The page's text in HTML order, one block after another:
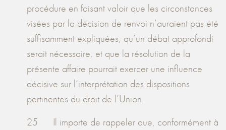
procédure en faisant valoir que les circonstances
visées par la décision de renvoi n’auraient pas été
suffisamment expliquées, qu’un débat approfondi
serait nécessaire, et que la résolution de la
présente affaire pourrait exercer une influence
décisive sur l’interprétation des dispositions
pertinentes du droit de l’Union.
25 Il importe de rappeler que, conformément à